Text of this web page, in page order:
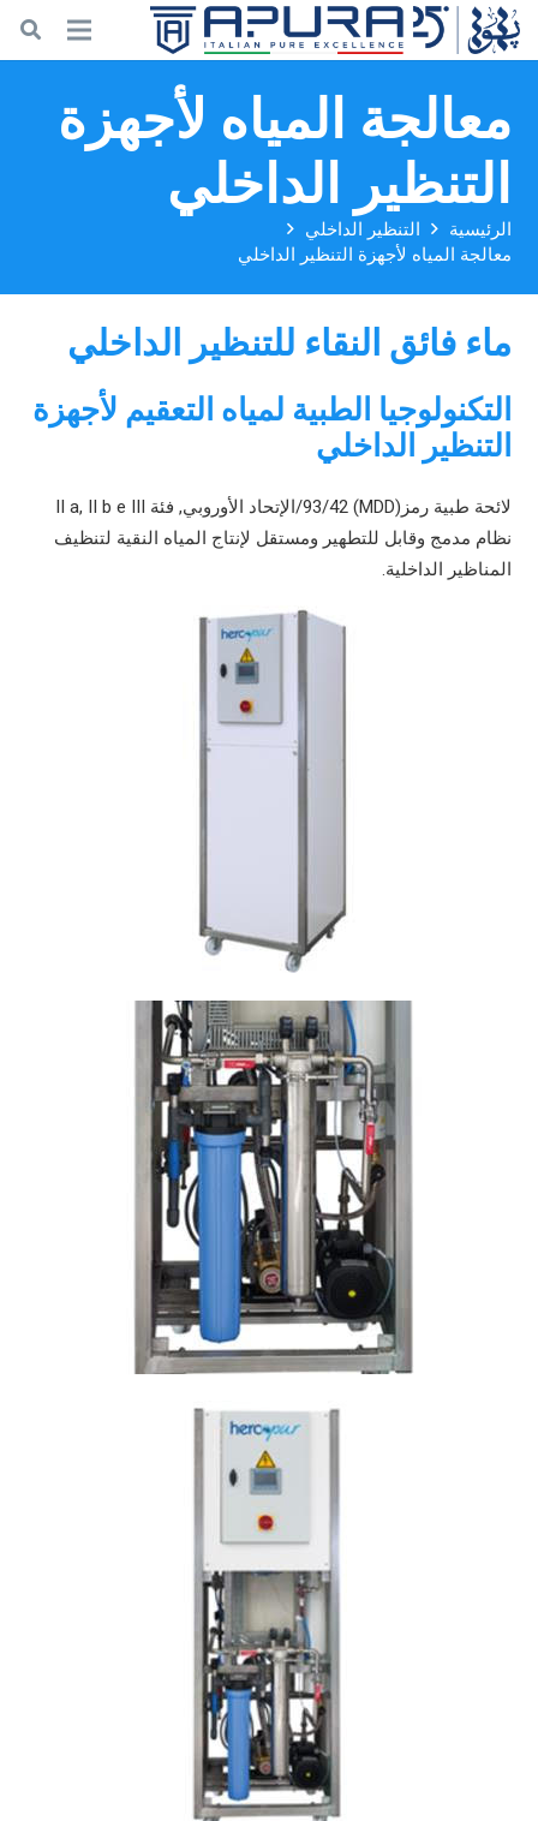
معالجة المياه لأجهزة
التنظير الداخلي
الرئيسية
التنظير الداخلي
معالجة المياه لأجهزة التنظير الداخلي
ماء فائق النقاء للتنظير الداخلي
التكنولوجيا الطبية لمياه التعقيم لأجهزة
التنظير الداخلي
لائحة طبية رمز(MDD) 93/42/الإتحاد الأوروبي, فئة II a, II b e III
نظام مدمج وقابل للتطهير ومستقل لإنتاج المياه النقية لتنظيف
المناظير الداخلية.